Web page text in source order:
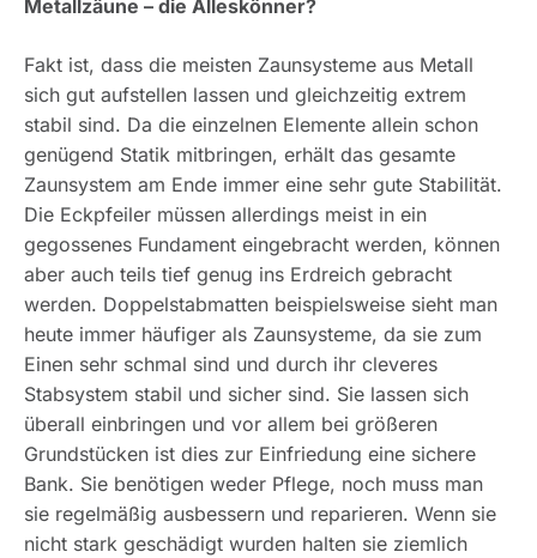
Metallzäune – die Alleskönner?
Fakt ist, dass die meisten Zaunsysteme aus Metall
sich gut aufstellen lassen und gleichzeitig extrem
stabil sind. Da die einzelnen Elemente allein schon
genügend Statik mitbringen, erhält das gesamte
Zaunsystem am Ende immer eine sehr gute Stabilität.
Die Eckpfeiler müssen allerdings meist in ein
gegossenes Fundament eingebracht werden, können
aber auch teils tief genug ins Erdreich gebracht
werden. Doppelstabmatten beispielsweise sieht man
heute immer häufiger als Zaunsysteme, da sie zum
Einen sehr schmal sind und durch ihr cleveres
Stabsystem stabil und sicher sind. Sie lassen sich
überall einbringen und vor allem bei größeren
Grundstücken ist dies zur Einfriedung eine sichere
Bank. Sie benötigen weder Pflege, noch muss man
sie regelmäßig ausbessern und reparieren. Wenn sie
nicht stark geschädigt wurden halten sie ziemlich